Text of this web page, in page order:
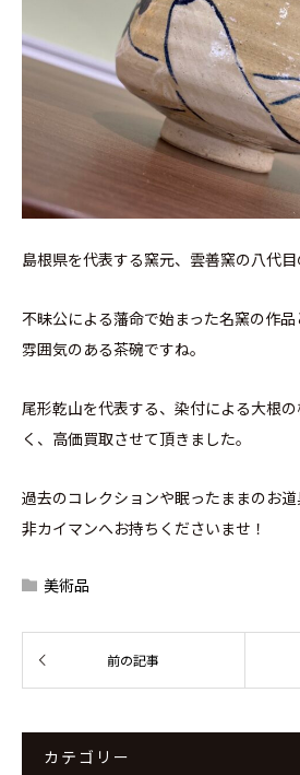
島根県を代表する窯元、雲善窯の八代目
不昧公による藩命で始まった名窯の作
雰囲気のある茶碗ですね。
尾形乾山を代表する、染付による大根
く、高価買取させて頂きました。
過去のコレクションや眠ったままのお
非カイマンへお持ちくださいませ！
美術品
カテゴリー